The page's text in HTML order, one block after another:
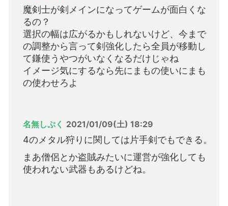
魔剣士が剣メインになってゲームが面白くな
るの？
選択の幅は広がるかもしれないけど、今まで
の調整から言って剣強化したら全員が移動し
て鎌使うやつがいなくなるだけじゃね
イメージ気にするなら先にまもの使いにまも
の使わせろよ
名無しぷく 2021/01/09(土) 18:29
4のメタル狩りに関しては片手剣でもできる。
まあ僧侶とか盗賊みたいに運営が強化しても
使われない武器もあるけどね。